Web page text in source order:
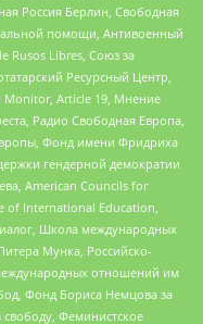
Россия Берлин, Свободная
помощи, Антивоенный
Rusos Libres, Союз за
Ресурсный Центр,
Monitor, Article 19, Мнение
Радио Свободная Европа,
Фонд имени Фридриха
гендерной демократии
American Councils for
of International Education,
Школа международных
Мунка, Российско-
отношений им
Фонд Бориса Немцова за
Феминистское